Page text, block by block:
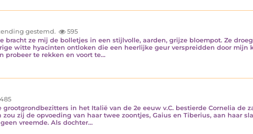
gestemd.
595
bracht ze mij de bolletjes in een stijlvolle, aarden, grijze bloempot. Ze
witte hyacinten ontloken die een heerlijke geur verspreidden door mijn
probeer te rekken en voort te…
in het Italië van de 2e eeuw v.C. bestierde Cornelia de
zij de opvoeding van haar twee zoontjes, Gaius en Tiberius, aan haar
vreemde. Als dochter…